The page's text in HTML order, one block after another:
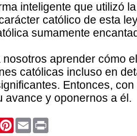
inteligente que utilizó
católico de esta
sumamente
nosotros aprender cómo
católicas incluso en
Entonces,
avance y oponernos a él.
Pinterest
Email